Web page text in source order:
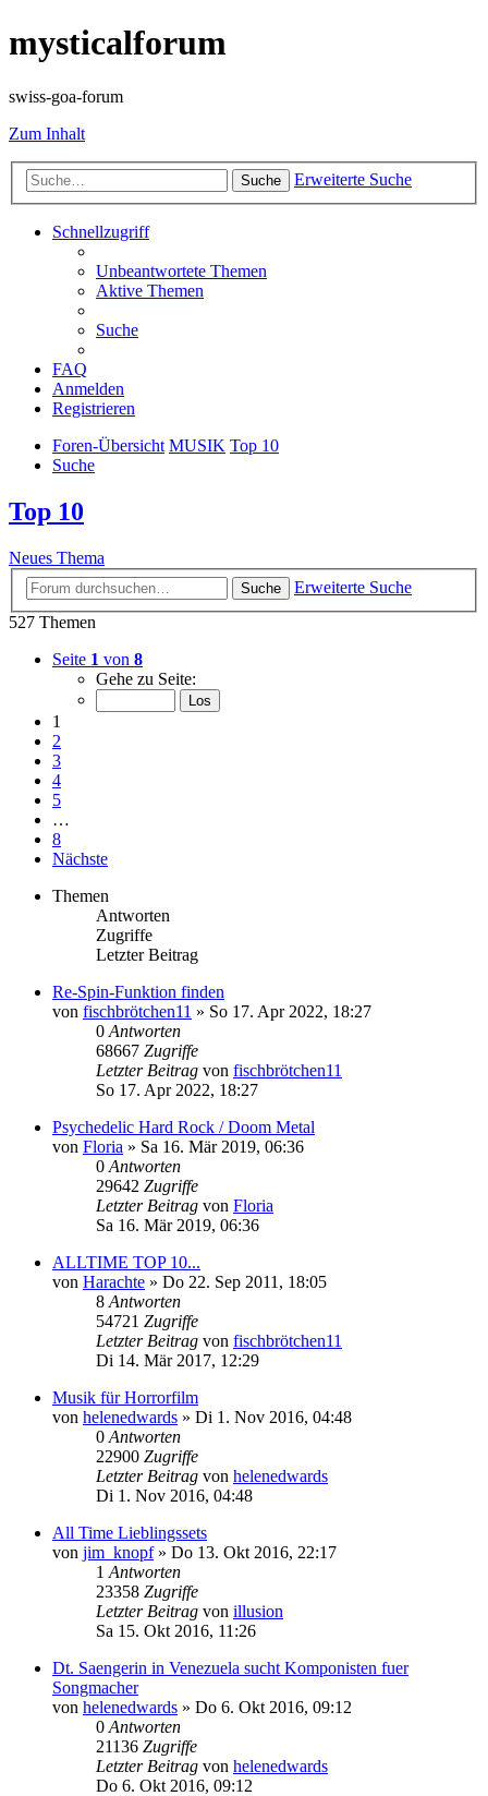
mysticalforum
swiss-goa-forum
Zum Inhalt
Suche Erweiterte Suche
Schnellzugriff
Unbeantwortete Themen
Aktive Themen
Suche
FAQ
Anmelden
Registrieren
Foren-Übersicht MUSIK Top 10
Suche
Top 10
Neues Thema
Suche
Erweiterte Suche
527 Themen
Seite 1 von 8
Gehe zu Seite:
1
2
3
4
5
…
8
Nächste
Themen
Antworten
Zugriffe
Letzter Beitrag
Re-Spin-Funktion finden
von fischbrötchen11 » So 17. Apr 2022, 18:27
0 Antworten
68667 Zugriffe
Letzter Beitrag von fischbrötchen11
So 17. Apr 2022, 18:27
Psychedelic Hard Rock / Doom Metal
von Floria » Sa 16. Mär 2019, 06:36
0 Antworten
29642 Zugriffe
Letzter Beitrag von Floria
Sa 16. Mär 2019, 06:36
ALLTIME TOP 10...
von Harachte » Do 22. Sep 2011, 18:05
8 Antworten
54721 Zugriffe
Letzter Beitrag von fischbrötchen11
Di 14. Mär 2017, 12:29
Musik für Horrorfilm
von helenedwards » Di 1. Nov 2016, 04:48
0 Antworten
22900 Zugriffe
Letzter Beitrag von helenedwards
Di 1. Nov 2016, 04:48
All Time Lieblingssets
von jim_knopf» Do 13. Okt 2016, 22:17
1 Antworten
23358 Zugriffe
Letzter Beitrag von illusion
Sa 15. Okt 2016, 11:26
Dt. Saengerin in Venezuela sucht Komponisten fuer
Songmacher
von helenedwards » Do 6. Okt 2016, 09:12
0 Antworten
21136 Zugriffe
Letzter Beitrag von helenedwards
Do 6. Okt 2016, 09:12